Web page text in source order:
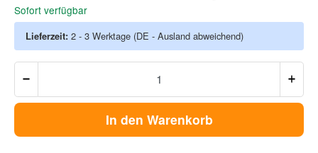
Sofort verfügbar
Lieferzeit: 2 - 3 Werktage (DE - Ausland abweichend)
In den Warenkorb